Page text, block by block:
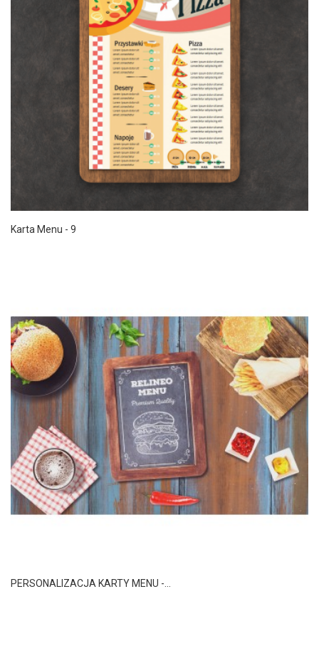
Karta Menu - 9
PERSONALIZACJA KARTY MENU -...